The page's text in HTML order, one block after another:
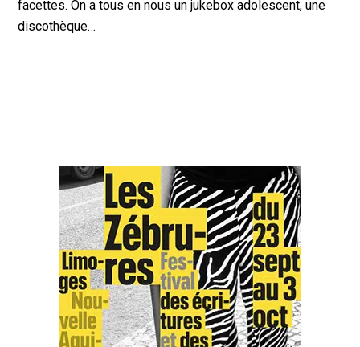
facettes. On a tous en nous un jukebox adolescent, une
discothèque…